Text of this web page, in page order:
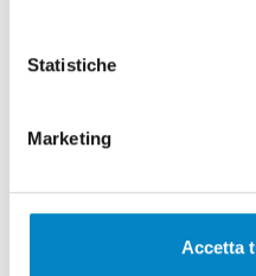
Statistiche
Marketing
Accetta
Valori, persone e
30 Gennaio 2026 | ESG